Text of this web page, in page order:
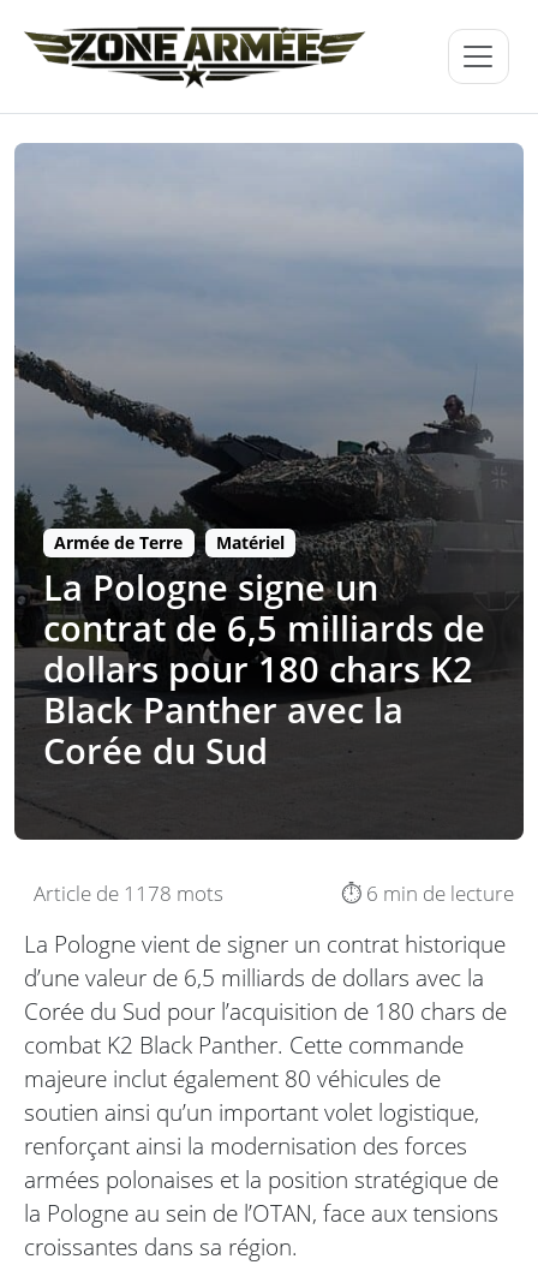
Armée de Terre Matériel
La Pologne signe un
contrat de 6,5 milliards de
dollars pour 180 chars K2
Black Panther avec la
Corée du Sud
Article de 1178 mots ⏱️ 6 min de lecture
La Pologne vient de signer un contrat historique
d’une valeur de 6,5 milliards de dollars avec la
Corée du Sud pour l’acquisition de 180 chars de
combat K2 Black Panther. Cette commande
majeure inclut également 80 véhicules de
soutien ainsi qu’un important volet logistique,
renforçant ainsi la modernisation des forces
armées polonaises et la position stratégique de
la Pologne au sein de l’OTAN, face aux tensions
croissantes dans sa région.